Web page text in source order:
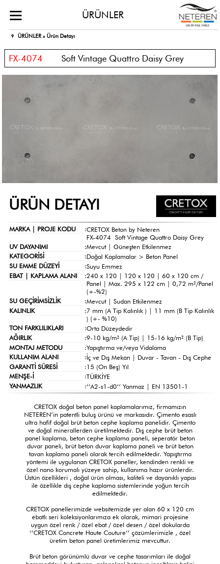
ÜRÜNLER
ÜRÜNLER » Ürün Detayı
FX-4074 Soft Vintage Quattro Daisy Grey
ÜRÜN DETAYI
MARKA | PROJE KODU :CRETOX Beton by Neteren
FX-4074 Soft Vintage Quattro Daisy Grey
UV DAYANIMI
:Mevcut | Güneşten Etkilenmez
KATEGORİSİ
:Doğal Kaplamalar > Beton Panel
SU EMME DÜZEYİ
:Suyu Emmez
EBAT | KAPLAMA ALANI
:240 x 120 | 120 x 120 | 60 x 120 cm /
Panel | Max. 295 x 122 cm | 0,72 m²/Panel
(+-%2)
SU GEÇİRİMSİZLİK
:Mevcut | Sudan Etkilenmez
KALINLIK
:7 mm (A Tip Kalınlık ) | 11 mm (B Tip Kalınlık
) (+- %10)
TON FARKLILIKLARI
:Orta Düzeydedir
AĞIRLIK
:9-10 kg/m² (A Tip) | 15-16 kg/m² (B Tip)
MONTAJ METODU
:Yapıştırma ve/veya Vidalama
KULLANIM ALANI
:İç ve Dış Mekan | Duvar - Tavan - Dış Cephe
GARANTİ SÜRESİ
:15 (On Beş) Yıl
MENŞE-İ
:TÜRKİYE
YANMAZLIK
:‘’A2-s1-d0’’ Yanmaz | EN 13501-1
CRETOX doğal beton panel kaplamalarımız, firmamızın
NETEREN’in patentli buluş ürünü ve markasıdır. Çimento esaslı
ultra hafif doğal brüt beton cephe kaplama panelidir. Çimento
ve doğal minerallerden üretilmektedir. Dış cephe brüt beton
panel kaplama, beton cephe kaplama paneli, seperatör beton
duvar paneli, brüt beton duvar kaplama paneli ve brüt beton
tavan kaplama paneli olarak tercih edilmektedir. Yapıştırma
yöntemi ile uygulanan CRETOX paneller, kendinden renkli ve
özel nano korumalı yüzeye sahip, kullanıma hazır ürünlerdir.
Üstün özellikleri , doğal ürün olması, kaliteli ve dayanıklı yapısı
ile özellikle dış cephe kaplama sistemlerinde yoğun tercih
edilmektedir.
CRETOX panellerimizde websitemizde yer alan 60 x 120 cm
ebatlı seri koleksiyonlarımıza ek olarak, mimari projesine
uygun özel renk / özel ebat / özel desen / özel dokularda
‘’CRETOX Concrete Haute Couture’’ çözümlerimizle , özel
üretim beton panel üretimlerimiz mevcuttur.
Brüt beton görünümlü duvar ve cephe tasarımları ile doğal